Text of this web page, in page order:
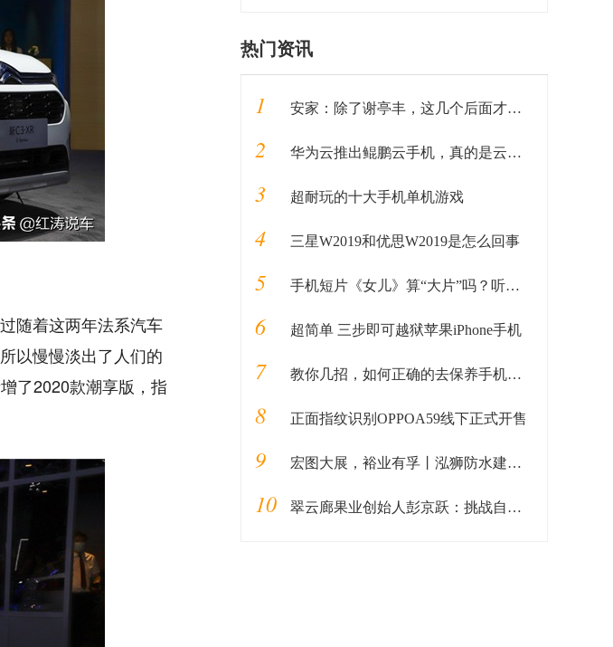
随着这两年法系汽车
以慢慢淡出了人们的
了2020款潮享版，指
热门资讯
1 安家：除了谢亭丰，这几个后面才出现的老戏骨，比孙俪演得还出彩
2 华为云推出鲲鹏云手机，真的是云上的虚拟手机？
3 超耐玩的十大手机单机游戏
4 三星W2019和优思W2019是怎么回事
5 手机短片《女儿》算“大片”吗？听专业摄影师讲讲丨揭秘
6 超简单 三步即可越狱苹果iPhone手机
7 教你几招，如何正确的去保养手机电池！
8 正面指纹识别OPPOA59线下正式开售
9 宏图大展，裕业有孚丨泓狮防水建材签约影视巨星许绍雄为代言人
10 翠云廊果业创始人彭京跃：挑战自我才能实现人生价值